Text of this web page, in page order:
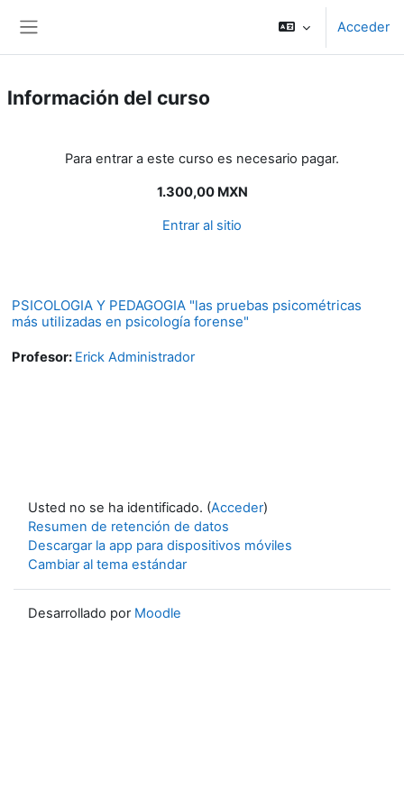
Acceder
Información del curso
Para entrar a este curso es necesario pagar.
1.300,00 MXN
Entrar al sitio
PSICOLOGIA Y PEDAGOGIA "las pruebas psicométricas
más utilizadas en psicología forense"
Profesor: Erick Administrador
Usted no se ha identificado. (Acceder)
Resumen de retención de datos
Descargar la app para dispositivos móviles
Cambiar al tema estándar
Desarrollado por Moodle